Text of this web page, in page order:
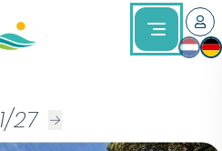
1/27 →